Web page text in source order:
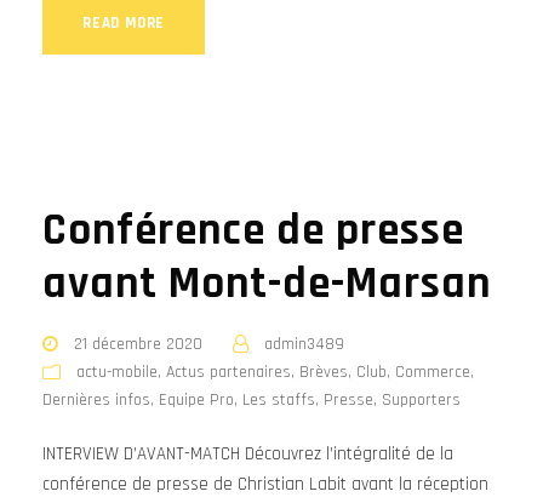
READ MORE
Conférence de presse
avant Mont-de-Marsan
21 décembre 2020
admin3489
actu-mobile, Actus partenaires, Brèves, Club, Commerce,
Dernières infos, Equipe Pro, Les staffs, Presse, Supporters
INTERVIEW D’AVANT-MATCH Découvrez l’intégralité de la
conférence de presse de Christian Labit avant la réception